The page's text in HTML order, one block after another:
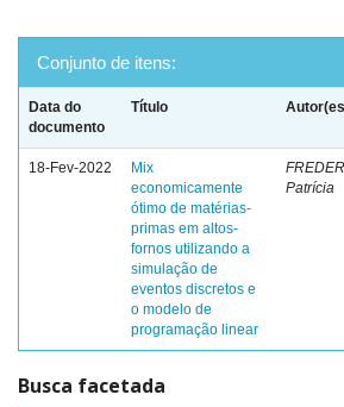
Conjunto de itens:
Data do
documento
Título
18-Fev-2022
Mix
economicamente
ótimo de matérias-
primas em altos-
fornos utilizando a
simulação de
eventos discretos e
o modelo de
programação linear
Patrícia
Busca facetada